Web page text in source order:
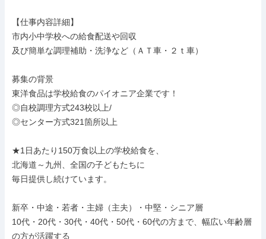
【仕事内容詳細】
市内小中学校への給食配送や回収
及び簡単な調理補助・洗浄など（ＡＴ車・２ｔ車）
募集の背景
東洋食品は学校給食のパイオニア企業です！
◎自校調理方式243校以上/
◎センター方式321箇所以上
★1日あたり150万食以上の学校給食を、
北海道～九州、全国の子どもたちに
毎日提供し続けています。
新卒・中途・若者・主婦（主夫）・中堅・シニア層
10代・20代・30代・40代・50代・60代の方まで、幅広い年齢層
の方が活躍する